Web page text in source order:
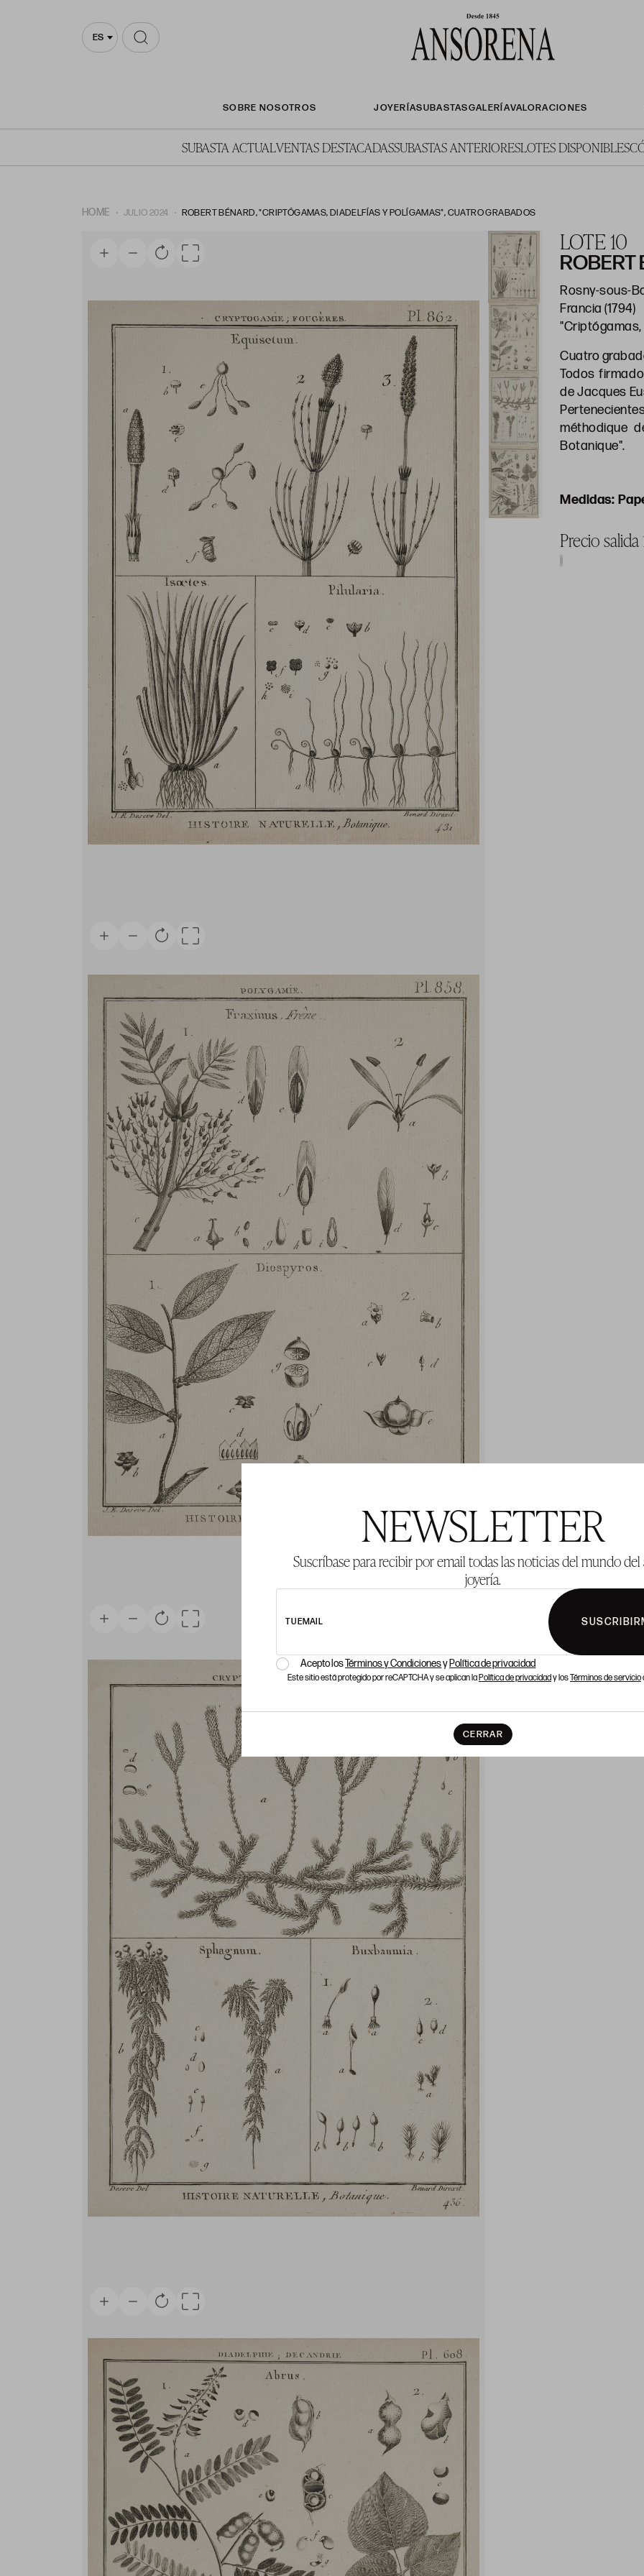
NEWSLETTER
Suscríbase para recibir por email todas las noticias del mundo
joyería.
TU EMAIL
Acepto losTérminos y Condicionesy Política de privacidad
Este sitio está protegido por reCAPTCHA y se aplican laPolítica de privacidady losTérminos de servicio
CERRAR
ES
SOBRE NOSOTROS JOYERÍASUBASTASGALERÍAVALORACIONES
SUBASTA ACTUALVENTAS DESTACADASSUBASTAS ANTERIORESLOTES DISPONIBLES
HOME JULIO 2024 ROBERT BÉNARD, "CRIPTÓGAMAS, DIADELFÍAS Y POLÍGAMAS", CUATRO GRABADOS
LOTE 10
ROBERT
Rosny-
Francia (1794)
Cuatro
Todos
de Jacques
méthodique
Botanique".
Precio